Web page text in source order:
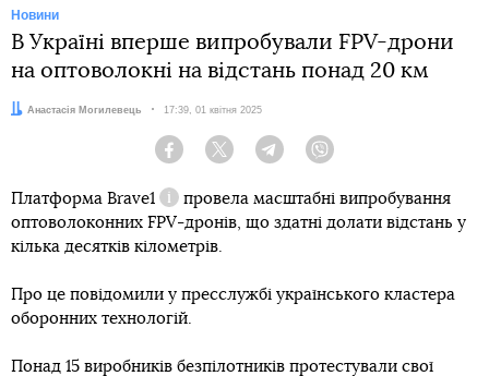
Новини
В Україні вперше випробували FPV-дрони
на оптоволокні на відстань понад 20 км
Автор:
Анастасія Могилевець Дата:
17:39, 01 квітня 2025
Facebook Twitter Telegram
Платформа Brave1
Довідка
провела масштабні випробування
оптоволоконних FPV-дронів, що здатні долати відстань у
кілька десятків кілометрів.
Про це повідомили у пресслужбі українського кластера
оборонних технологій.
Понад 15 виробників безпілотників протестували свої